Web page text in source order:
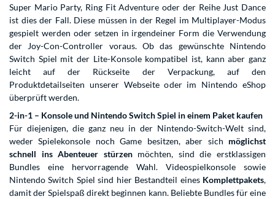
Super Mario Party, Ring Fit Adventure oder der Reihe Just Dance
ist dies der Fall. Diese müssen in der Regel im Multiplayer-Modus
gespielt werden oder setzen in irgendeiner Form die Verwendung
der Joy-Con-Controller voraus. Ob das gewünschte Nintendo
Switch Spiel mit der Lite-Konsole kompatibel ist, kann aber ganz
leicht auf der Rückseite der Verpackung, auf den
Produktdetailseiten unserer Webseite oder im Nintendo eShop
überprüft werden.
2-in-1 – Konsole und Nintendo Switch Spiel in einem Paket kaufen
Für diejenigen, die ganz neu in der Nintendo-Switch-Welt sind,
weder Spielekonsole noch Game besitzen, aber sich möglichst
schnell ins Abenteuer stürzenmöchten, sind die erstklassigen
Bundles eine hervorragende Wahl. Videospielkonsole sowie
Nintendo Switch Spiel sind hier Bestandteil eines Komplettpakets,
damit der Spielspaß direkt beginnen kann. Beliebte Bundles für eine